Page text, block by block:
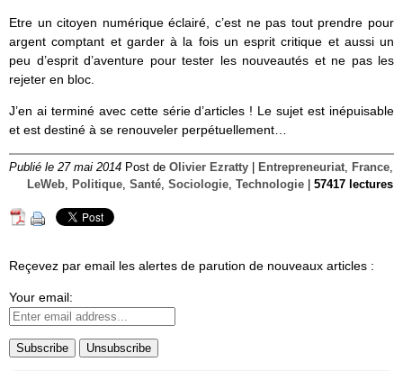
Etre un citoyen numérique éclairé, c’est ne pas tout prendre pour
argent comptant et garder à la fois un esprit critique et aussi un
peu d’esprit d’aventure pour tester les nouveautés et ne pas les
rejeter en bloc.
J’en ai terminé avec cette série d’articles ! Le sujet est inépuisable
et est destiné à se renouveler perpétuellement…
Publié le 27 mai 2014 Post de Olivier Ezratty Entrepreneuriat, France,
LeWeb, Politique, Santé, Sociologie, Technologie 57417 lectures
Reçevez par email les alertes de parution de nouveaux articles :
Your email: